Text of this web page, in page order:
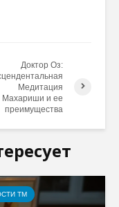
Доктор Оз:
Медитация
Махариши и ее
преимущества
ТМ